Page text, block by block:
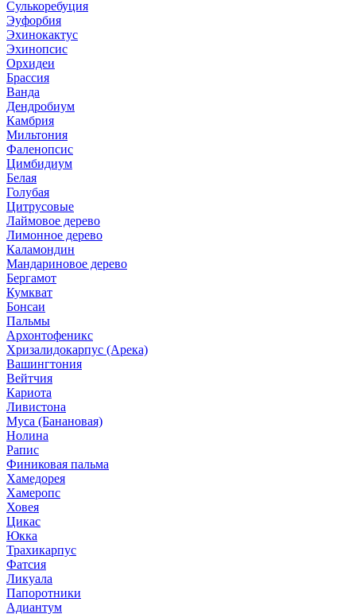
Сулькоребуция
Эуфорбия
Эхинокактус
Эхинопсис
Орхидеи
Брассия
Ванда
Дендробиум
Камбрия
Мильтония
Фаленопсис
Цимбидиум
Белая
Голубая
Цитрусовые
Лаймовое дерево
Лимонное дерево
Каламондин
Мандариновое дерево
Бергамот
Кумкват
Бонсаи
Пальмы
Архонтофеникс
Хризалидокарпус (Арека)
Вашингтония
Вейтчия
Кариота
Ливистона
Муса (Банановая)
Нолина
Рапис
Финиковая пальма
Хамедорея
Хамеропс
Ховея
Цикас
Юкка
Трахикарпус
Фатсия
Ликуала
Папоротники
Адиантум